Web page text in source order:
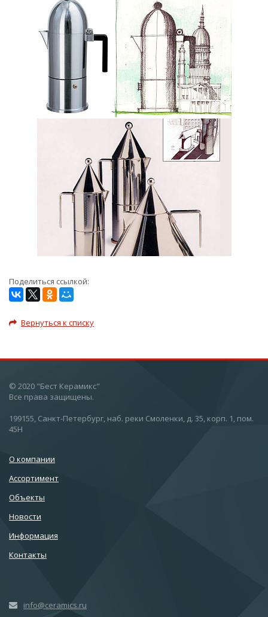
Поделиться ссылкой:
Вернуться к списку
© 2020 "Бест Керамикс"
Все права защищены.
199155, Санкт-Петербург, наб. реки Смоленки, д. 35, корп. 1, пом.
45Н
О компании
Ассортимент
Объекты
Новости
Информация
Контакты
info@ceramics.ru